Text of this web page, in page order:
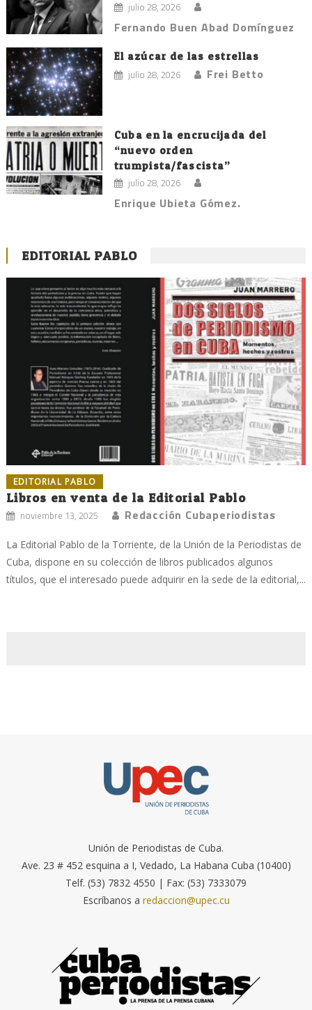
julio 28, 2026
Fernando Buen Abad Domínguez
El azúcar de las estrellas
julio 28, 2026 Frei Betto
Cuba en la encrucijada del
“nuevo orden
trumpista/fascista”
julio 28, 2026
Enrique Ubieta Gómez.
EDITORIAL PABLO
EDITORIAL PABLO
Libros en venta de la Editorial Pablo
noviembre 13, 2025 Redacción Cubaperiodistas
La Editorial Pablo de la Torriente, de la Unión de la Periodistas de
Cuba, dispone en su colección de libros publicados algunos
títulos, que el interesado puede adquirir en la sede de la editorial,...
Unión de Periodistas de Cuba.
Ave. 23 # 452 esquina a I, Vedado, La Habana Cuba (10400)
Telf. (53) 7832 4550 | Fax: (53) 7333079
Escríbanos a redaccion@upec.cu